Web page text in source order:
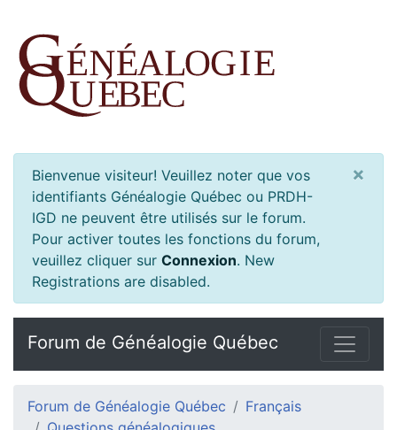
Bienvenue visiteur! Veuillez noter que vos
identifiants Généalogie Québec ou PRDH-
IGD ne peuvent être utilisés sur le forum.
Pour activer toutes les fonctions du forum,
veuillez cliquer sur Connexion. New
Registrations are disabled.
×
Forum de Généalogie Québec
Forum de Généalogie Québec
Français